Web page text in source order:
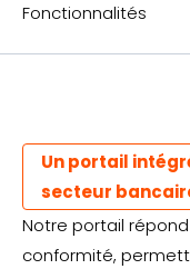
Fonctionnalités
Un portail
secteur
Notre portail
conformité,